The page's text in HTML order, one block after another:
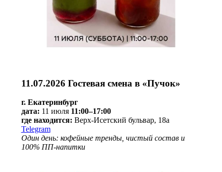
11.07.2026 Гостевая смена в «Пучок»
г. Екатеринбург
дата: 11 июля 11:00–17:00
где находится: Верх-Исетский бульвар, 18а
Telegram
Один день: кофейные тренды, чистый состав и
100% ПП-напитки